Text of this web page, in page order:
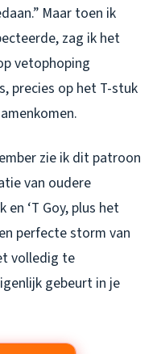
Maar toen ik
zag ik het
vetophoping
precies op het T-stuk
zie ik dit patroon
van oudere
en ‘T Goy, plus het
perfecte storm van
volledig te
gebeurt in je